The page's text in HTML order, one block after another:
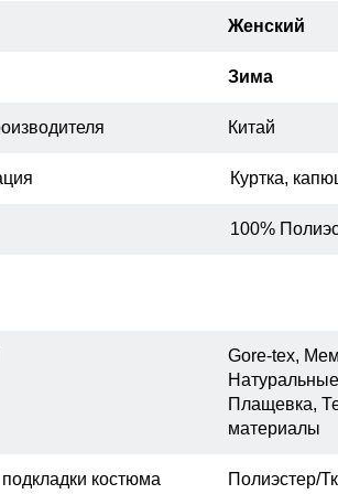
для хранения карточки Ski-Pass(
от верхней точки плеча до
края изделия.
груди
вокруг самой широкой части
от плечевого шва до
от подмышечного шва
Женский
Зима
Китай
Куртка,
100%
Gore-tex,
Плащевка,
материалы
костюма Полиэстер/